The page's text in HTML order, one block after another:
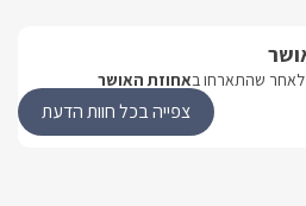
לאחר שהתארחו באחוזת האושר
צפייה בכל חוות הדעת